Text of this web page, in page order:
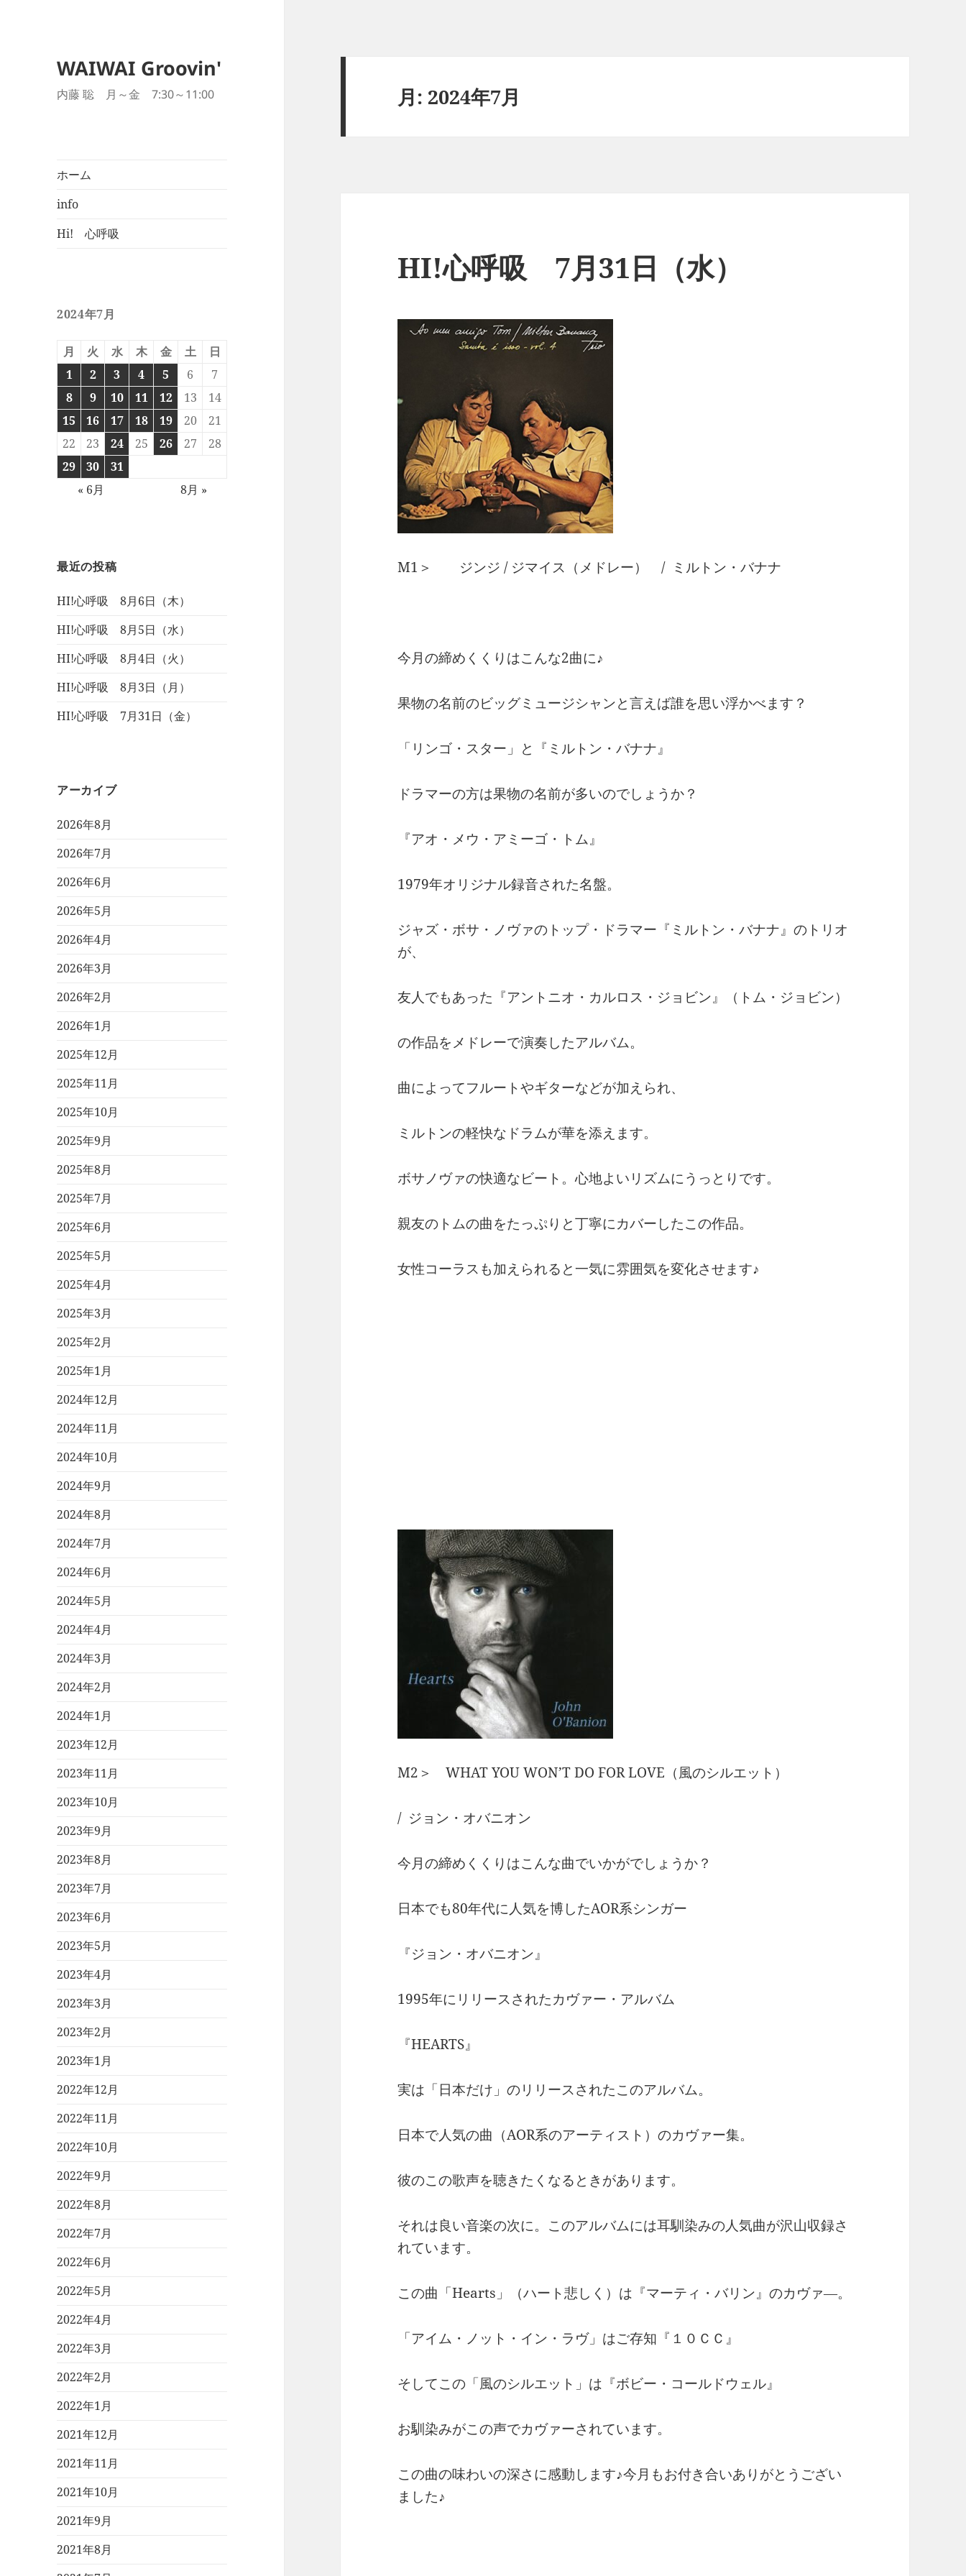
WAIWAI Groovin'
内藤 聡 月～金 7:30～11:00
ホーム
info
Hi! 心呼吸
2024年7月
月 火 水 木 金 土
日
1
2 3 4 5 6
7
8
9 10 11 12 13
14
15
16 17 18 19 20
21
22
23 24 25 26 27
28
29
30
31
« 6月
8月 »
最近の投稿
HI!心呼吸 8月6日（木）
HI!心呼吸 8月5日（水）
HI!心呼吸 8月4日（火）
HI!心呼吸 8月3日（月）
HI!心呼吸 7月31日（金）
アーカイブ
2026年8月
2026年7月
2026年6月
2026年5月
2026年4月
2026年3月
2026年2月
2026年1月
2025年12月
2025年11月
2025年10月
2025年9月
2025年8月
2025年7月
2025年6月
2025年5月
2025年4月
2025年3月
2025年2月
2025年1月
2024年12月
2024年11月
2024年10月
2024年9月
2024年8月
2024年7月
2024年6月
2024年5月
2024年4月
2024年3月
2024年2月
2024年1月
2023年12月
2023年11月
2023年10月
2023年9月
2023年8月
2023年7月
2023年6月
2023年5月
2023年4月
2023年3月
2023年2月
2023年1月
2022年12月
2022年11月
2022年10月
2022年9月
2022年8月
2022年7月
2022年6月
2022年5月
2022年4月
2022年3月
2022年2月
2022年1月
2021年12月
2021年11月
2021年10月
2021年9月
2021年8月
月: 2024年7月
HI!心呼吸 7月31日（水）
M1＞ ジンジ / ジマイス（メドレー） / ミルトン・バナナ
今月の締めくくりはこんな2曲に♪
果物の名前のビッグミュージシャンと言えば誰を思い浮かべます？
「リンゴ・スター」と『ミルトン・バナナ』
ドラマーの方は果物の名前が多いのでしょうか？
『アオ・メウ・アミーゴ・トム』
1979年オリジナル録音された名盤。
ジャズ・ボサ・ノヴァのトップ・ドラマー『ミルトン・バナナ』のトリオ
が、
友人でもあった『アントニオ・カルロス・ジョビン』（トム・ジョビン）
の作品をメドレーで演奏したアルバム。
曲によってフルートやギターなどが加えられ、
ミルトンの軽快なドラムが華を添えます。
ボサノヴァの快適なビート。心地よいリズムにうっとりです。
親友のトムの曲をたっぷりと丁寧にカバーしたこの作品。
女性コーラスも加えられると一気に雰囲気を変化させます♪
M2＞ WHAT YOU WON’T DO FOR LOVE（風のシルエット）
/ ジョン・オバニオン
今月の締めくくりはこんな曲でいかがでしょうか？
日本でも80年代に人気を博したAOR系シンガー
『ジョン・オバニオン』
1995年にリリースされたカヴァー・アルバム
『HEARTS』
実は「日本だけ」のリリースされたこのアルバム。
日本で人気の曲（AOR系のアーティスト）のカヴァー集。
彼のこの歌声を聴きたくなるときがあります。
それは良い音楽の次に。このアルバムには耳馴染みの人気曲が沢山収録さ
れています。
この曲「Hearts」（ハート悲しく）は『マーティ・バリン』のカヴァ―。
「アイム・ノット・イン・ラヴ」はご存知『１０ＣＣ』
そしてこの「風のシルエット」は『ボビー・コールドウェル』
お馴染みがこの声でカヴァーされています。
この曲の味わいの深さに感動します♪今月もお付き合いありがとうござい
ました♪